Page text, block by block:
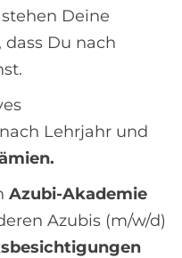
Deine
dass Du nach
Lehrjahr und
Azubi-Akademie
Azubis (m/w/d)